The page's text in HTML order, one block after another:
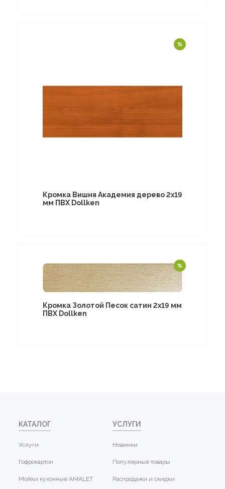
Кромка Вишня Академия дерево 2х19
мм ПВХ Dollken
Кромка Золотой Песок сатин 2х19 мм
ПВХ Dollken
КАТАЛОГ
Услуги
Гофрокартон
Мойки кухонные AMALET
УСЛУГИ
Новинки
Популярные товары
Распродажи и скидки